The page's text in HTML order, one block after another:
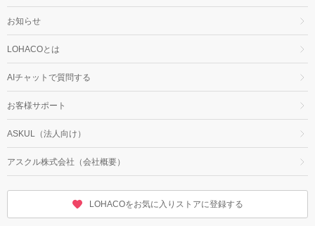
お知らせ
LOHACOとは
AIチャットで質問する
お客様サポート
ASKUL（法人向け）
アスクル株式会社（会社概要）
LOHACOをお気に入りストアに登録する